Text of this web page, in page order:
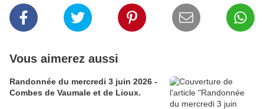
Vous aimerez aussi
Randonnée du mercredi 3 juin 2026 -
Combes de Vaumale et de Lioux.